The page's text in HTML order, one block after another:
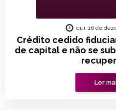
Crédito cedido
de capital e não se
qui, 16 de
Ler